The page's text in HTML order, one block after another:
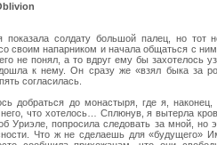
солдату большой палец, но тот
своим напарником и начала общаться с
не понял, а то вдруг ему бы захотелось
к нему. Он сразу же «взял быка за
согласилась.
добраться до монастыря, где я,
него, что хотелось… Сплюнув, я вытерла
Уриэле, попросила следовать за мной, но
Что ж не сделаешь для «будущего»